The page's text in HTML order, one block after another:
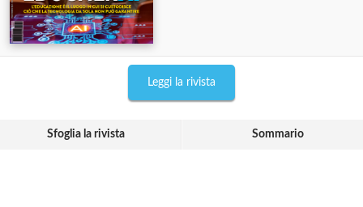
Leggi la rivista
Sfoglia la rivista Sommario